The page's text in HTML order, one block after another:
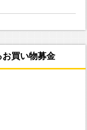
買い物募金